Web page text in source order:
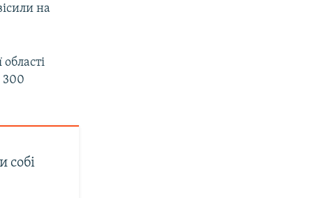
на
300
собі